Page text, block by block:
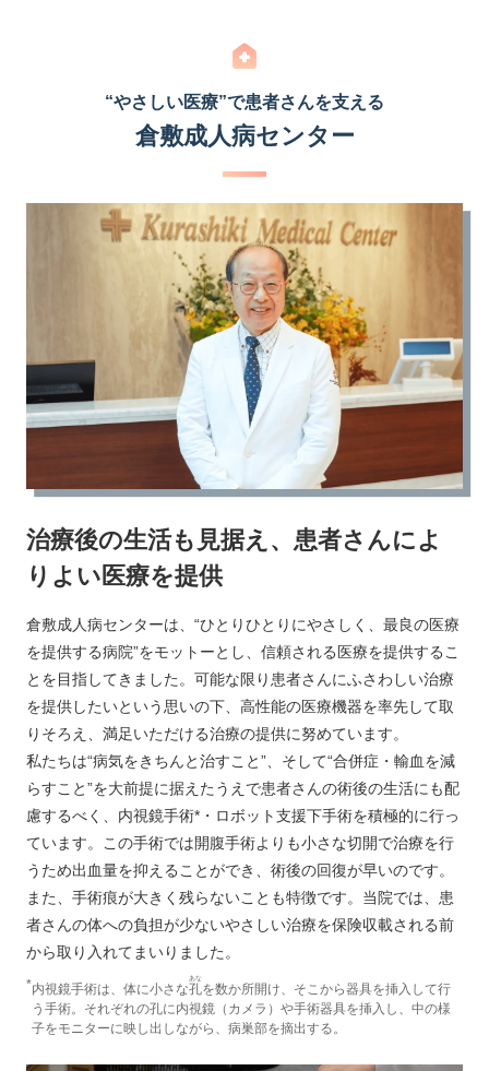
“やさしい医療”で患者さんを支える
倉敷成人病センター
治療後の生活も見据え、患者さんによ
りよい医療を提供
倉敷成人病センターは、“ひとりひとりにやさしく、最良の医療
を提供する病院”をモットーとし、信頼される医療を提供するこ
とを目指してきました。可能な限り患者さんにふさわしい治療
を提供したいという思いの下、高性能の医療機器を率先して取
りそろえ、満足いただける治療の提供に努めています。
私たちは“病気をきちんと治すこと”、そして“合併症・輸血を減
らすこと”を大前提に据えたうえで患者さんの術後の生活にも配
慮するべく、内視鏡手術*・ロボット支援下手術を積極的に行っ
ています。この手術では開腹手術よりも小さな切開で治療を行
うため出血量を抑えることができ、術後の回復が早いのです。
また、手術痕が大きく残らないことも特徴です。当院では、患
者さんの体への負担が少ないやさしい治療を保険収載される前
から取り入れてまいりました。
*内視鏡手術は、体に小さな孔
あな
を数か所開け、そこから器具を挿入して行
う手術。それぞれの孔に内視鏡（カメラ）や手術器具を挿入し、中の様
子をモニターに映し出しながら、病巣部を摘出する。